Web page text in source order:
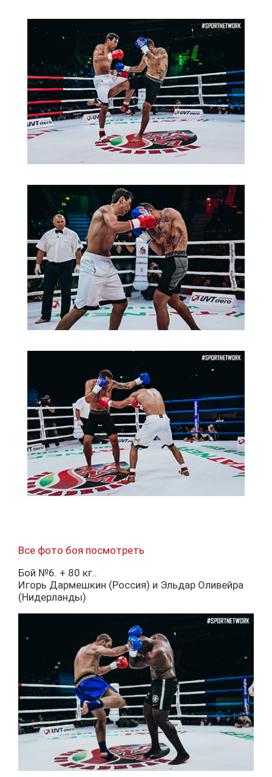
Все фото боя посмотреть
Бой №6. + 80 кг..
Игорь Дармешкин (Россия) и Эльдар Оливейра
(Нидерланды)